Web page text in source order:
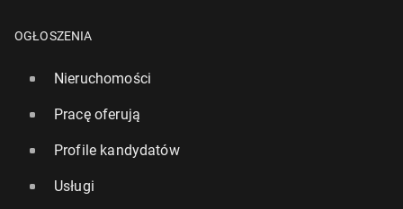
OGŁOSZENIA
Nieruchomości
Pracę oferują
Profile kandydatów
Usługi